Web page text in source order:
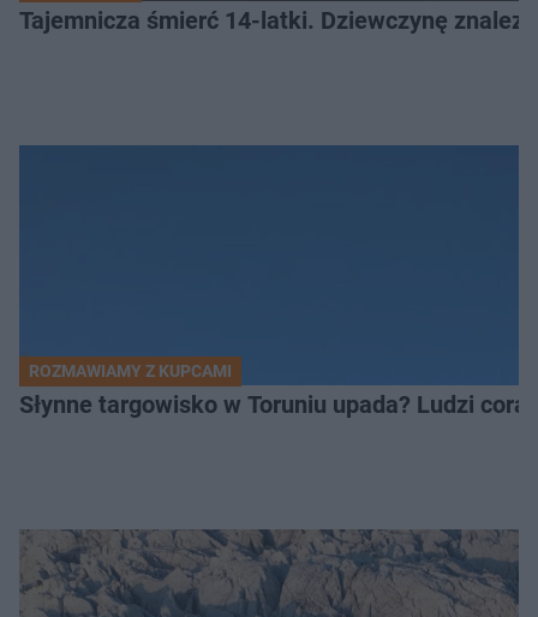
Tajemnicza śmierć 14-latki. Dziewczynę
ROZMAWIAMY Z KUPCAMI
Słynne targowisko w Toruniu upada? Ludzi